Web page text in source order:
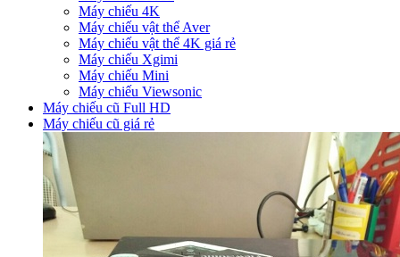
Máy chiếu 4K
Máy chiếu vật thể Aver
Máy chiếu vật thể 4K giá rẻ
Máy chiếu Xgimi
Máy chiếu Mini
Máy chiếu Viewsonic
Máy chiếu cũ Full HD
Máy chiếu cũ giá rẻ